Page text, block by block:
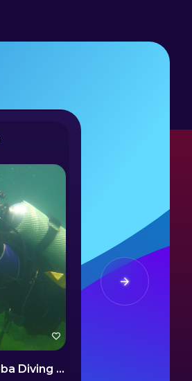
Experimentează Scuba Diving (Brevet AOWD) în Constanța